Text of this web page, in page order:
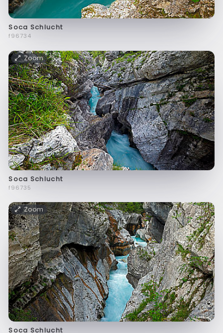
Soca Schlucht
f96734
Zoom
Soca Schlucht
f96735
Zoom
Soca Schlucht